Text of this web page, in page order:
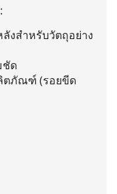
งสำหรับวัตถุอย่าง
ชัด
ตภัณฑ์ (รอยขีด